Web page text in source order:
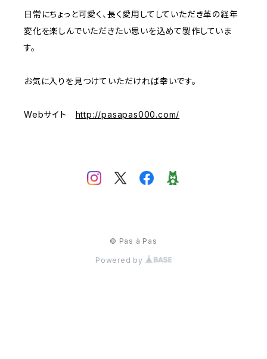
日常にちょっと可愛く、長く愛用してしていただき革の経年
変化を楽しんでいただきたい思いを込めて製作していま
す。
お気に入りを見つけていただければ幸いです。
Webサイト http://pasapas000.com/
© Pas à Pas
Powered by